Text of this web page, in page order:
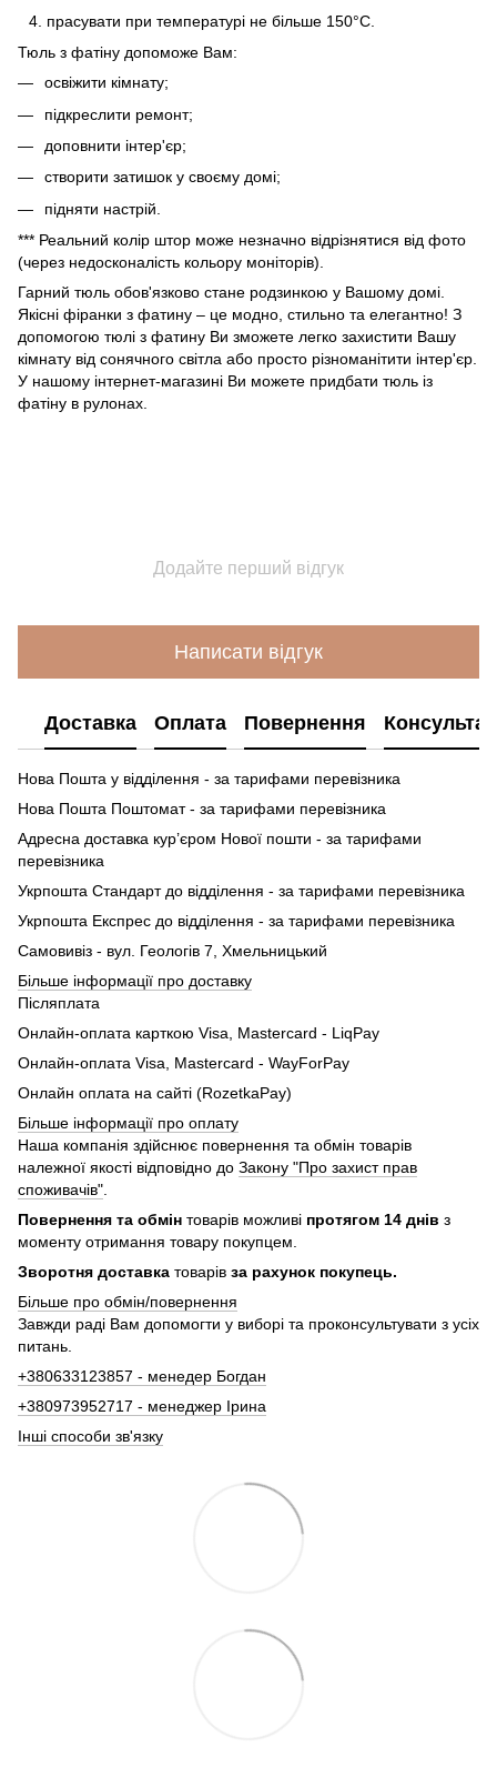
прасувати при температурі не більше 150°C.
Тюль з фатіну допоможе Вам:
освіжити кімнату;
підкреслити ремонт;
доповнити інтер'єр;
створити затишок у своєму домі;
підняти настрій.
*** Реальний колір штор може незначно відрізнятися від фото
(через недосконалість кольору моніторів).
Гарний тюль обов'язково стане родзинкою у Вашому домі.
Якісні фіранки з фатину – це модно, стильно та елегантно! З
допомогою тюлі з фатину Ви зможете легко захистити Вашу
кімнату від сонячного світла або просто різноманітити інтер'єр.
У нашому інтернет-магазині Ви можете придбати тюль із
фатіну в рулонах.
Додайте перший відгук
Написати відгук
Доставка Оплата Повернення
Нова Пошта у відділення - за тарифами перевізника
Нова Пошта Поштомат - за тарифами перевізника
Адресна доставка кур’єром Нової пошти - за тарифами
перевізника
Укрпошта Стандарт до відділення - за тарифами перевізника
Укрпошта Експрес до відділення - за тарифами перевізника
Самовивіз - вул. Геологів 7, Хмельницький
Більше інформації про доставку
Післяплата
Онлайн-оплата карткою Visa, Mastercard - LiqPay
Онлайн-оплата Visa, Mastercard - WayForPay
Онлайн оплата на сайті (RozetkaPay)
Більше інформації про оплату
Наша компанія здійснює повернення та обмін товарів
належної якості відповідно до Закону "Про захист прав
споживачів"
Повернення та обмін товарів можливі протягом 14 днів з
моменту отримання товару покупцем.
Зворотня доставка товарів за рахунок покупець.
Більше про обмін/повернення
Завжди раді Вам допомогти у виборі та проконсультувати з усіх
питань.
+380633123857 - менедер Богдан
+380973952717 - менеджер Ірина
Інші способи зв'язку